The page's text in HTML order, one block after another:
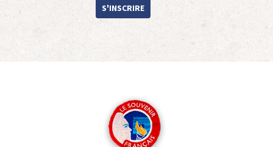
S'INSCRIRE